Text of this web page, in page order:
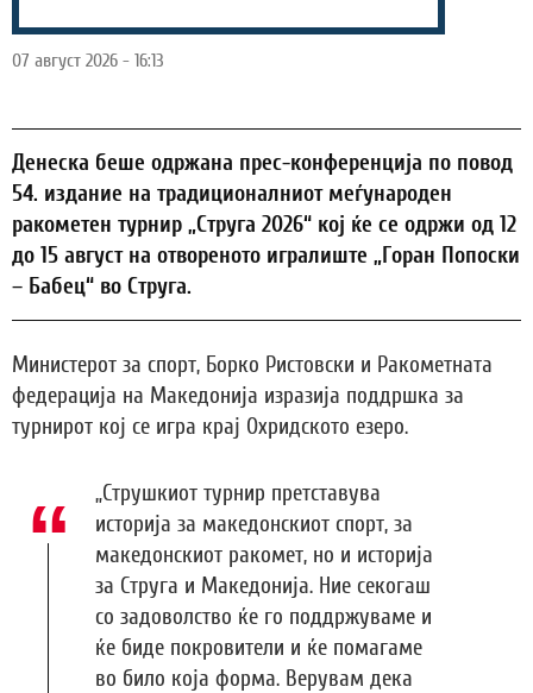
07 август 2026 - 16:13
Денеска беше одржана прес-конференција по повод
54. издание на традиционалниот меѓународен
ракометен турнир „Струга 2026“ кој ќе се одржи од 12
до 15 август на отвореното игралиште „Горан Попоски
– Бабец“ во Струга.
Министерот за спорт, Борко Ристовски и Ракометната
федерација на Македонија изразија поддршка за
турнирот кој се игра крај Охридското езеро.
„Струшкиот турнир претставува
историја за македонскиот спорт, за
македонскиот ракомет, но и историја
за Струга и Македонија. Ние секогаш
со задоволство ќе го поддржуваме и
ќе биде покровители и ќе помагаме
во било која форма. Верувам дека